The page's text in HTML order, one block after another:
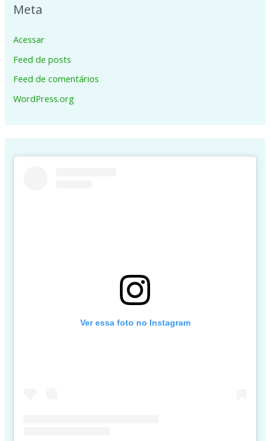
Meta
Acessar
Feed de posts
Feed de comentários
WordPress.org
Ver essa foto no Instagram